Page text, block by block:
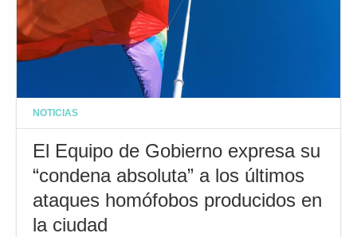
NOTICIAS
El Equipo de Gobierno expresa su
“condena absoluta” a los últimos
ataques homófobos producidos en
la ciudad